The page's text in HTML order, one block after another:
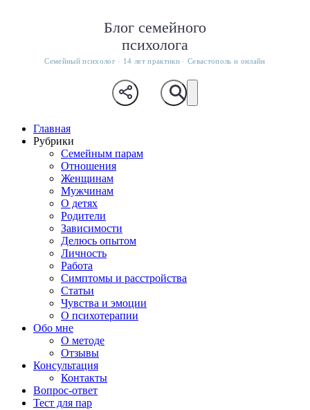
Блог семейного
психолога
Семейный психолог · 14 лет практики · Севастополь и онлайн
Главная
Рубрики
Семейным парам
Отношения
Женщинам
Мужчинам
О детях
Родители
Зависимости
Делюсь опытом
Личность
Работа
Симптомы и расстройства
Статьи
Чувства и эмоции
О психотерапии
Обо мне
О методе
Отзывы
Консультация
Контакты
Вопрос-ответ
Тест для пар